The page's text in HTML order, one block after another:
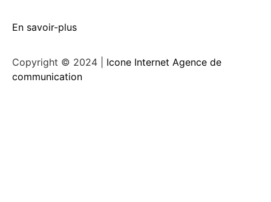
En savoir-plus
Copyright © 2024 |
Icone Internet Agence de
communication